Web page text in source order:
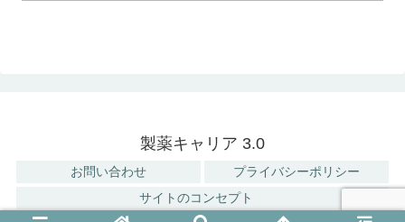
製薬キャリア 3.0
お問い合わせ
プライバシーポリシー
サイトのコンセプト